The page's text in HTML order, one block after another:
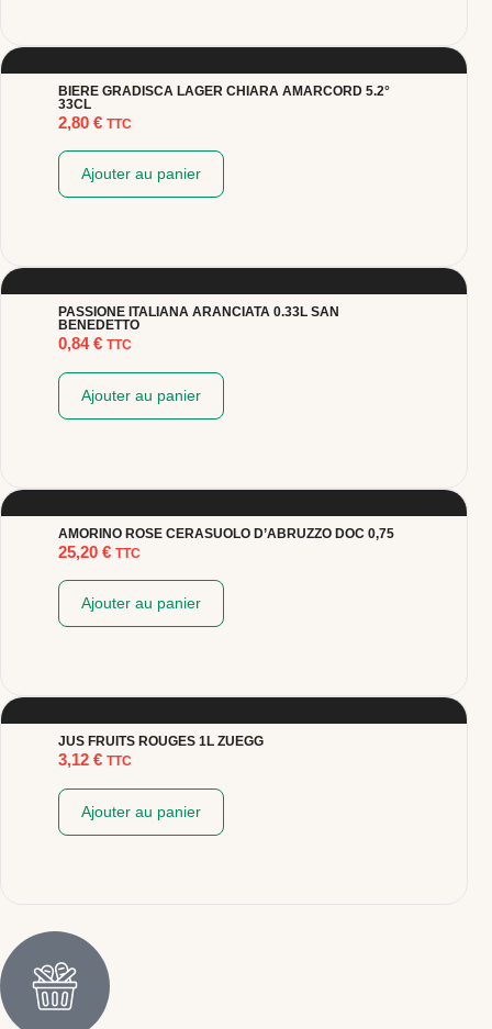
BIERE GRADISCA LAGER CHIARA AMARCORD 5.2°
33CL
2,80 € TTC
Ajouter au panier
PASSIONE ITALIANA ARANCIATA 0.33L SAN
BENEDETTO
0,84€ TTC
Ajouter au panier
AMORINO ROSE CERASUOLO D’ABRUZZO DOC 0,75
25,20 € TTC
Ajouter au panier
JUS FRUITS ROUGES 1L ZUEGG
3,12 € TTC
Ajouter au panier